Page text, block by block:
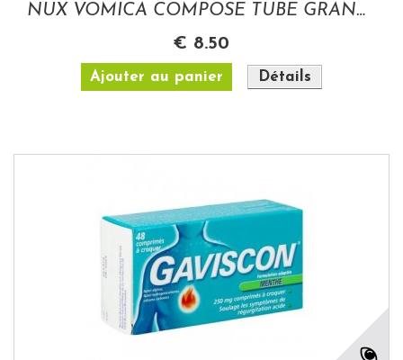
NUX VOMICA COMPOSE TUBE GRANULES
€ 8.50
Ajouter au panier Détails